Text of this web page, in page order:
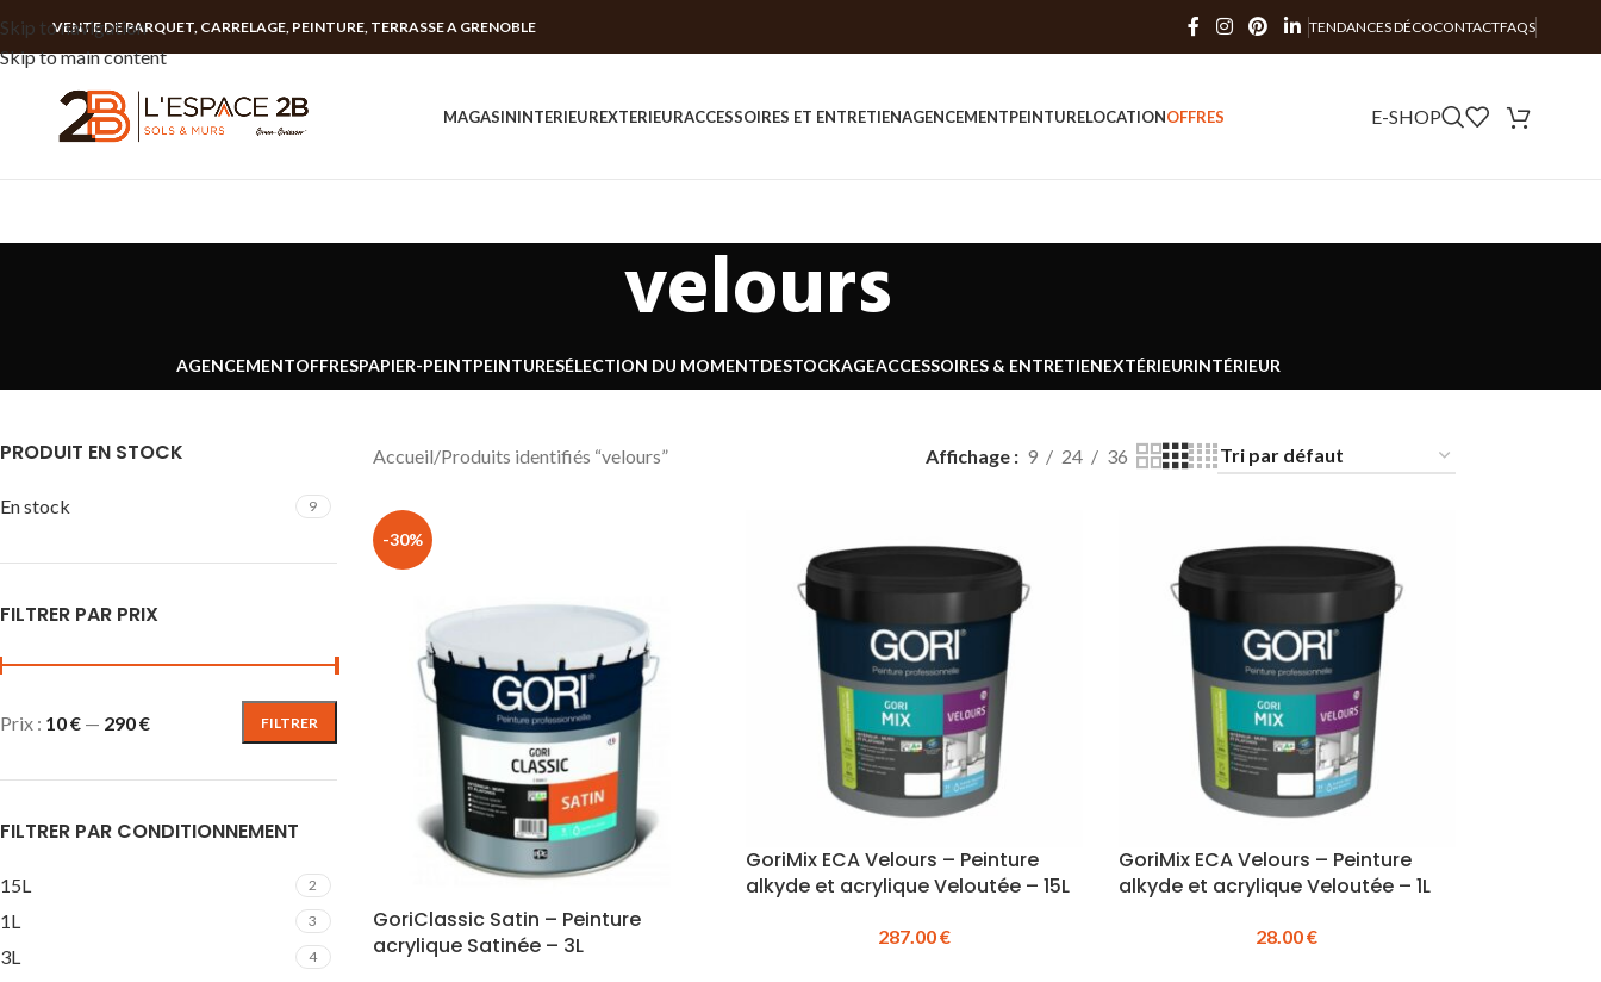
Skip to navigation
Skip to main content
VENTE DE PARQUET, CARRELAGE, PEINTURE, TERRASSE A GRENOBLE TENDANCES DÉCOCONTACTFAQS
MAGASININTERIEUREXTERIEURACCESSOIRES ET ENTRETIENAGENCEMENTPEINTURELOCATIONOFFRES E-SHOP
velours
AGENCEMENTOFFRESPAPIER-PEINTPEINTURESÉLECTION DU MOMENTDESTOCKAGEACCESSOIRES & ENTRETIENEXTÉRIEURINTÉRIEUR
PRODUIT EN STOCK
En stock 9
FILTRER PAR PRIX
FILTRER
Prix : 10 € — 290 €
FILTRER PAR CONDITIONNEMENT
15L 2
1L 3
3L 4
Accueil Produits identifiés “velours” Affichage 9 24 36
-30%
GoriClassic Satin – Peinture
acrylique Satinée – 3L
GoriMix ECA Velours – Peinture
alkyde et acrylique Veloutée – 15L
287.00€
GoriMix ECA Velours – Peinture
alkyde et acrylique Veloutée – 1L
28.00€